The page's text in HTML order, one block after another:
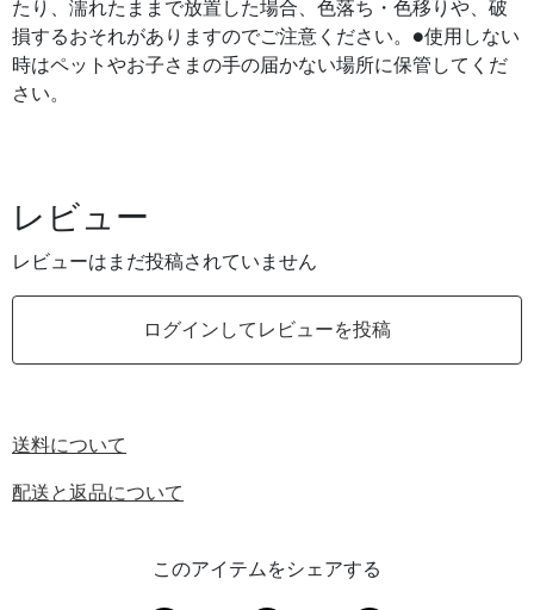
たり、濡れたままで放置した場合、色落ち・色移りや、破
損するおそれがありますのでご注意ください。●使用しない
時はペットやお子さまの手の届かない場所に保管してくだ
さい。
レビュー
レビューはまだ投稿されていません
ログインしてレビューを投稿
送料について
配送と返品について
このアイテムをシェアする